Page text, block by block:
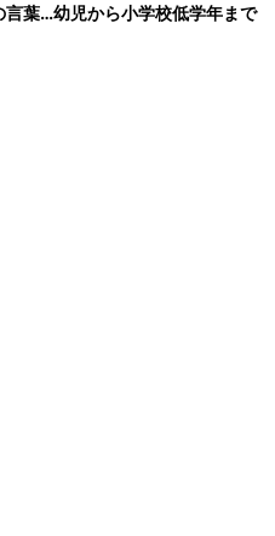
葉…幼児から小学校低学年まで